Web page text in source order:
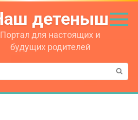
детеныш
Портал для настоящих и
будущих родителей